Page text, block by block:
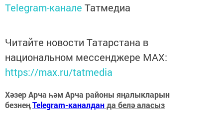
Telegram-канале Татмедиа
Читайте новости Татарстана в
национальном мессенджере MАХ:
https://max.ru/tatmedia
Хәзер Арча һәм Арча районы яңалыкларын
безнеңTelegram-каналданда белә аласыз